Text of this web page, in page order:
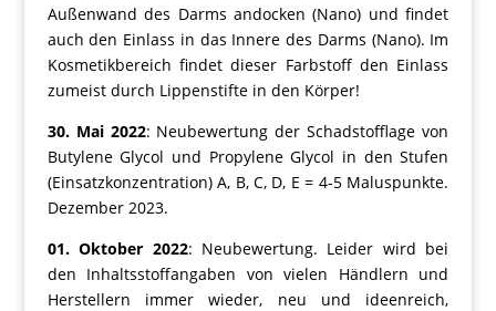
Außenwand des Darms andocken (Nano) und findet
auch den Einlass in das Innere des Darms (Nano). Im
Kosmetikbereich findet dieser Farbstoff den Einlass
zumeist durch Lippenstifte in den Körper!
30. Mai 2022: Neubewertung der Schadstofflage von
Butylene Glycol und Propylene Glycol in den Stufen
(Einsatzkonzentration) A, B, C, D, E = 4-5 Maluspunkte.
Dezember 2023.
01. Oktober 2022: Neubewertung. Leider wird bei
den Inhaltsstoffangaben von vielen Händlern und
Herstellern immer wieder, neu und ideenreich,